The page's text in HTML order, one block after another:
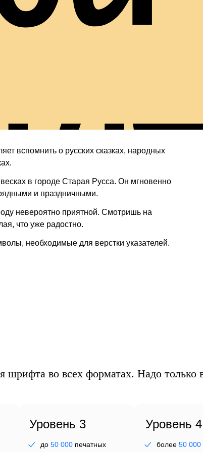
вспомнить о русских сказках, народных
в городе Старая Русса. Он мгновенно
и праздничными.
невероятно приятной. Смотришь на
что уже радостно.
необходимые для верстки указателей.
шрифта во всех форматах. Надо только
Уровень 3
до50 000 печатных
Уровень 4
более 50 000